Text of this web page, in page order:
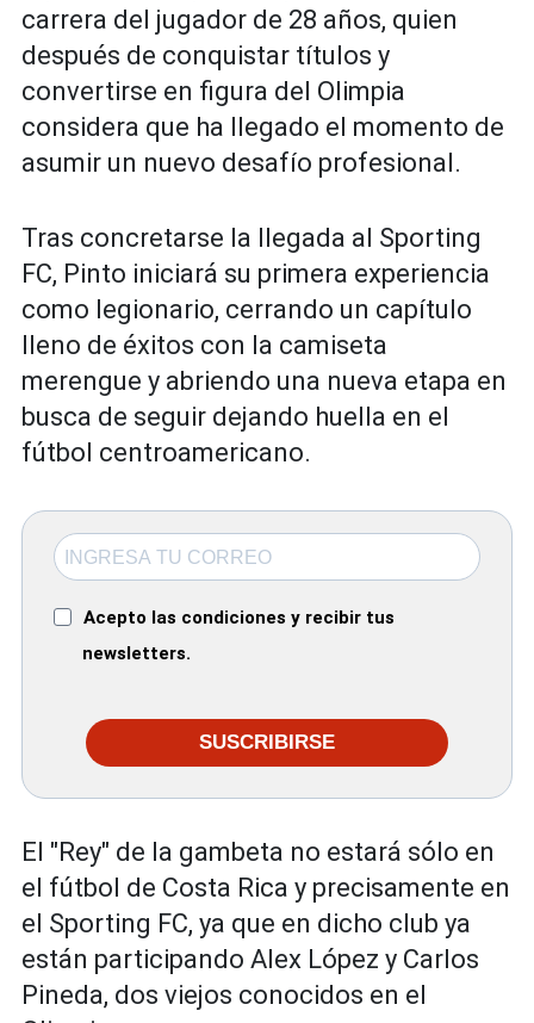
carrera del jugador de 28 años, quien
después de conquistar títulos y
convertirse en figura del Olimpia
considera que ha llegado el momento de
asumir un nuevo desafío profesional.
Tras concretarse la llegada al Sporting
FC, Pinto iniciará su primera experiencia
como legionario, cerrando un capítulo
lleno de éxitos con la camiseta
merengue y abriendo una nueva etapa en
busca de seguir dejando huella en el
fútbol centroamericano.
Acepto las condiciones y recibir tus
newsletters.
SUSCRIBIRSE
El "Rey" de la gambeta no estará sólo en
el fútbol de Costa Rica y precisamente en
el Sporting FC, ya que en dicho club ya
están participando Alex López y Carlos
Pineda, dos viejos conocidos en el